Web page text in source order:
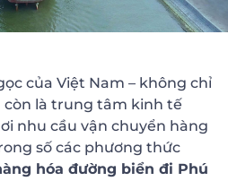
của Việt Nam – không chỉ
còn là trung tâm kinh tế
nhu cầu vận chuyển hàng
số các phương thức
hóa đường biển đi Phú